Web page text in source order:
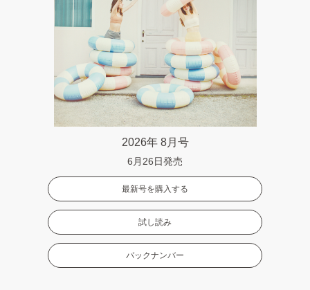
2026年 8月号
6月26日発売
最新号を購入する
試し読み
バックナンバー